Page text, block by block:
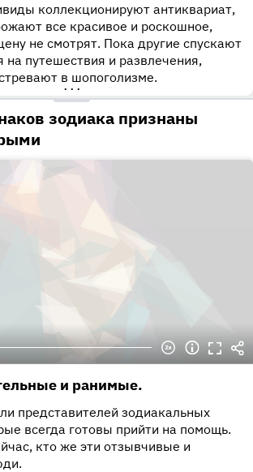
коллекционируют антиквариат,
все красивое и роскошное,
не смотрят. Пока другие спускают
на путешествия и развлечения,
в шопоголизме.
•••
зодиака признаны
и ранимые.
представителей зодиакальных
всегда готовы прийти на помощь.
кто же эти отзывчивые и